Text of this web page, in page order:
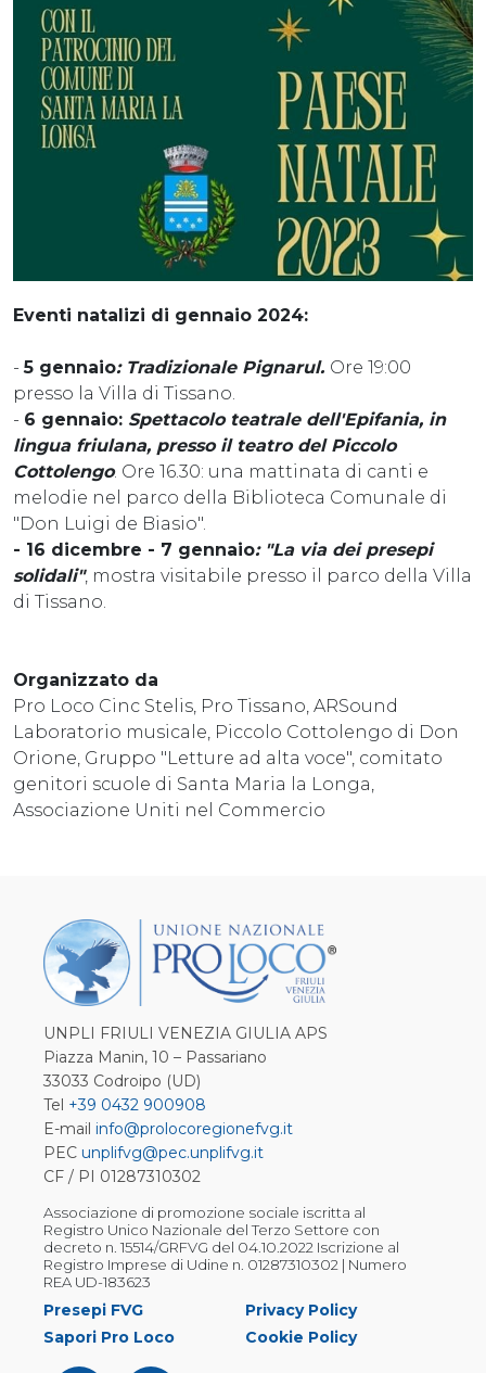
Eventi natalizi di gennaio 2024:
-5 gennaio: Tradizionale Pignarul. Ore 19:00
presso la Villa di Tissano.
- 6 gennaio: Spettacolo teatrale dell'Epifania, in
lingua friulana, presso il teatro del Piccolo
Cottolengo. Ore 16.30: una mattinata di canti e
melodie nel parco della Biblioteca Comunale di
"Don Luigi de Biasio".
- 16 dicembre - 7 gennaio: "La via dei presepi
solidali", mostra visitabile presso il parco della Villa
di Tissano.
Organizzato da
Pro Loco Cinc Stelis, Pro Tissano, ARSound
Laboratorio musicale, Piccolo Cottolengo di Don
Orione, Gruppo "Letture ad alta voce", comitato
genitori scuole di Santa Maria la Longa,
Associazione Uniti nel Commercio
UNPLI FRIULI VENEZIA GIULIA APS
Piazza Manin, 10 – Passariano
33033 Codroipo (UD)
Tel +39 0432 900908
E-mail info@prolocoregionefvg.it
PEC unplifvg@pec.unplifvg.it
CF / PI 01287310302
Associazione di promozione sociale iscritta al
Registro Unico Nazionale del Terzo Settore con
decreto n. 15514/GRFVG del 04.10.2022 Iscrizione al
Registro Imprese di Udine n. 01287310302 | Numero
REA UD-183623
Presepi FVG
Sapori Pro Loco
Privacy Policy
Cookie Policy